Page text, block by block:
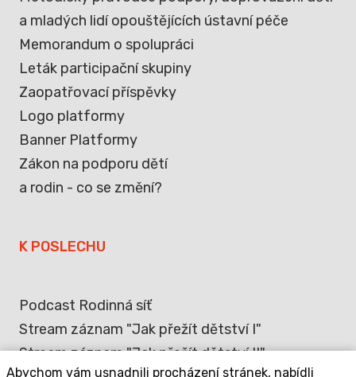
a mladých lidí opouštějících ústavní péče
Memorandum o spolupráci
Leták participační skupiny
Zaopatřovací příspěvky
Logo platformy
Banner Platformy
Zákon na podporu dětí
a rodin - co se změní?
K POSLECHU
Podcast Rodinná síť
Stream záznam "Jak přežít dětství I"
Stream záznam "Jak přežít dětství II"
Abychom vám usnadnili procházení stránek, nabídli